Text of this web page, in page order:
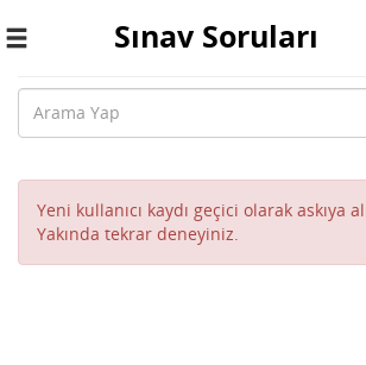
Toggle
Sınav Soruları
Yeni kullanıcı kaydı geçici olarak askıya
Yakında tekrar deneyiniz.